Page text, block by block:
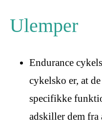
Ulemper
Endurance
cykelsko er, at
specifikke
adskiller dem fra